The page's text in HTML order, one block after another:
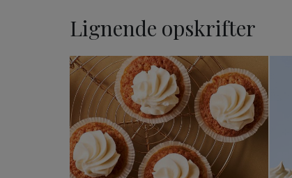
Lignende opskrifter
Gulerodsmuffins med